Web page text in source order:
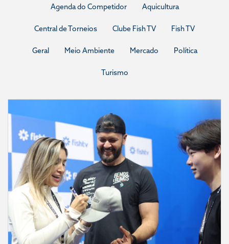
Agenda do Competidor Aquicultura
Central de Torneios Clube Fish TV Fish TV
Geral Meio Ambiente Mercado Política
Turismo